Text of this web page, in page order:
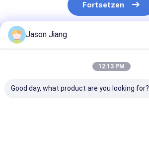
Fortsetzen
Empfohlene Produkte
Jason Jiang
12:13 PM
Good day, what product are you looking for?